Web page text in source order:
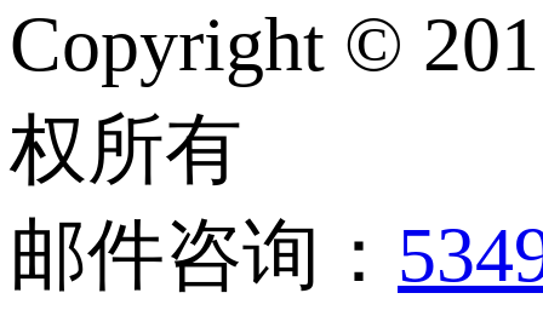
Copyright ©
权所有
邮件咨询：